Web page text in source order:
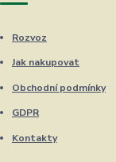
Rozvoz
Jak nakupovat
Obchodní podmínky
GDPR
Kontakty